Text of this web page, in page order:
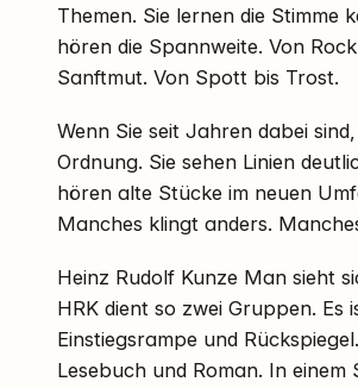
Themen. Sie lernen die Stimme
hören die Spannweite. Von
Sanftmut. Von Spott bis Trost.
Wenn Sie seit Jahren dabei
Ordnung. Sie sehen Linien
hören alte Stücke im neuen
Manches klingt anders.
Heinz Rudolf Kunze Man sieht
HRK dient so zwei Gruppen. Es
Einstiegsrampe und
Lesebuch und Roman. In einem